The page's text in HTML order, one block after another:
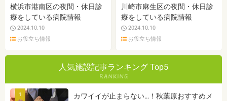
横浜市港南区の夜間・休日診
療をしている病院情報
2024.10.10
お役立ち情報
川崎市麻生区の夜間・休日診
療をしている病院情報
2024.10.10
お役立ち情報
人気施設記事ランキング Top5
1
カワイイが止まらない…！秋葉原おすすめメ